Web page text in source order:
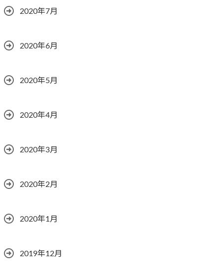
2020年7月
2020年6月
2020年5月
2020年4月
2020年3月
2020年2月
2020年1月
2019年12月